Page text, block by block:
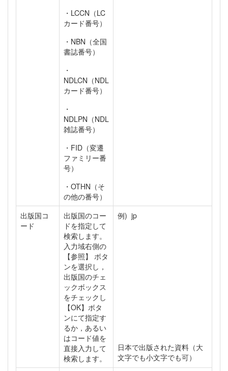
・LCCN（LC
カード番号）
・NBN（全国
書誌番号）
・
NDLCN（NDL
カード番号）
・
NDLPN（NDL
雑誌番号）
・FID（変遷
ファミリー番
号）
・OTHN（そ
の他の番号）
出版国コ
ード
出版国のコー
ドを指定して
検索します。
入力域右側の
【参照】 ボタ
ンを選択し，
出版国のチェ
ックボックス
をチェックし
【OK】ボタ
ンにて指定す
るか，あるい
はコード値を
直接入力して
検索します。
例) jp
日本で出版された資料（大
文字でも小文字でも可）